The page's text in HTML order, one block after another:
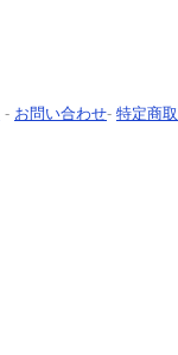
- お問い合わせ- 特定商